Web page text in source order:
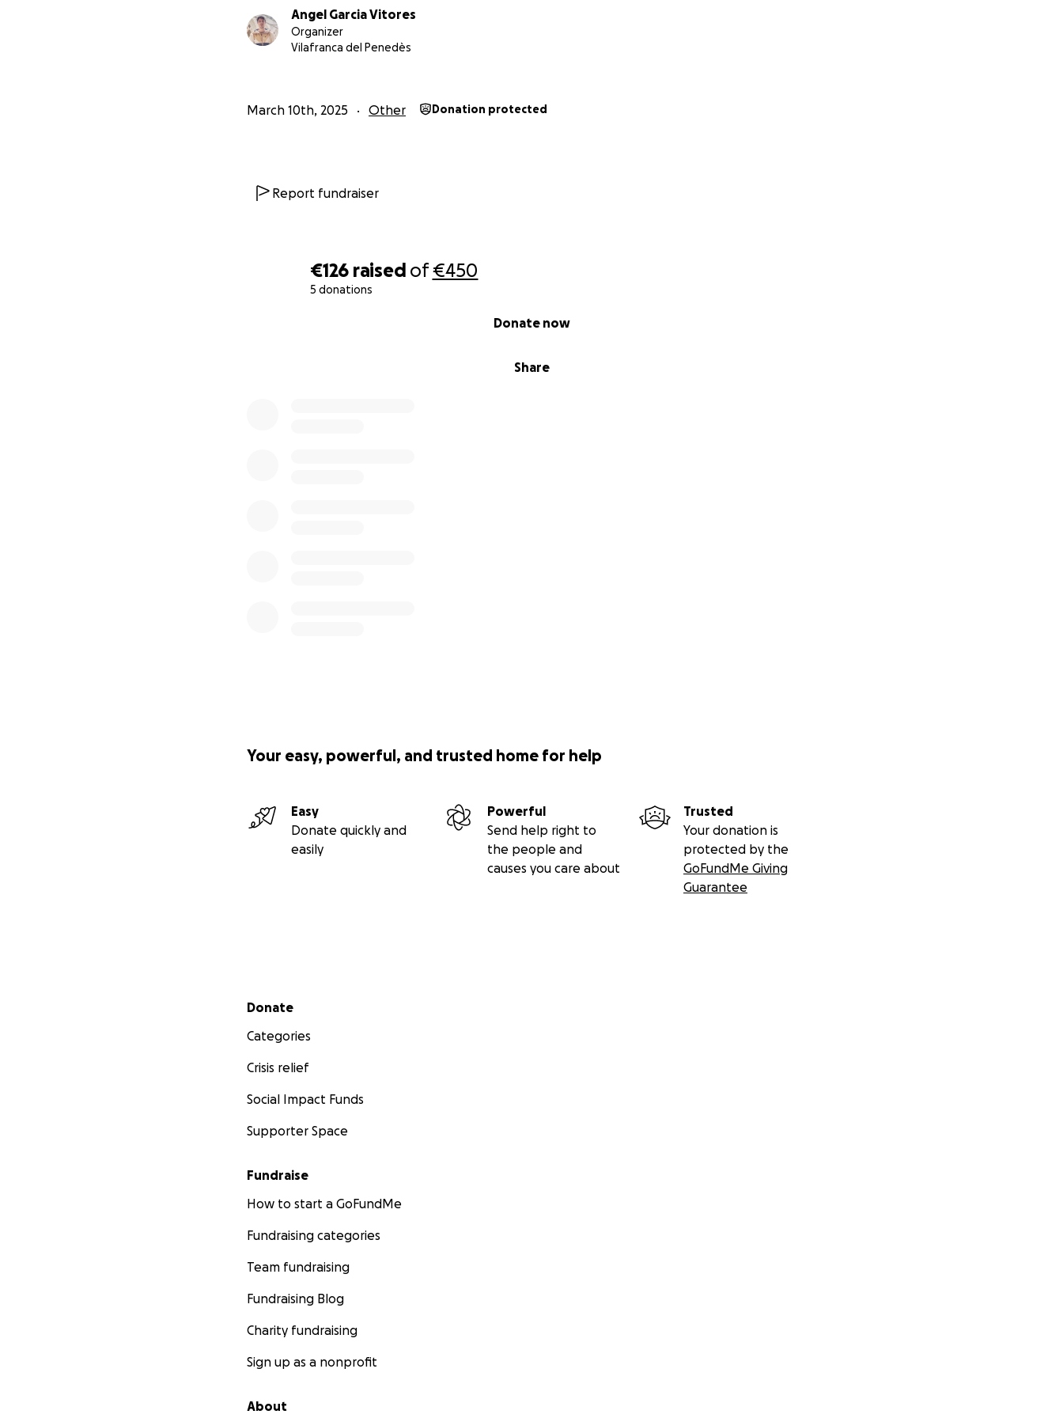
€126 raised of€450
5 donations
Share
Donate now
Angel Garcia Vitores
Organizer
Vilafranca del Penedès
March 10th, 2025 Other Donation protected
Report fundraiser
Your easy, powerful, and trusted home for help
Easy
Donate quickly and
easily
Powerful
Send help right to
the people and
causes you care about
Trusted
Your donation is
protected by the
GoFundMe Giving
Guarantee
Secondary menu
Donate
Categories
Crisis relief
Social Impact Funds
Supporter Space
Fundraise
How to start a GoFundMe
Fundraising categories
Team fundraising
Fundraising Blog
Charity fundraising
Sign up as a nonprofit
About